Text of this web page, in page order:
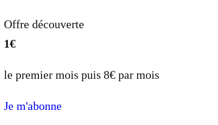
Offre découverte
1€
le premier mois puis 8€ par mois
Je m'abonne